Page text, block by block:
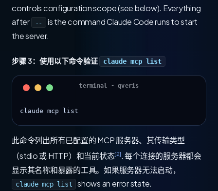
controls configuration scope (see below). Everything
after
--
is the command Claude Code runs to start
the server.
步骤 3：使用以下命令验证 claude mcp list
claude mcp list
此命令列出所有已配置的 MCP 服务器、其传输类型
（stdio 或 HTTP）和当前状态[2]. 每个连接的服务器都会
显示其名称和暴露的工具。如果服务器无法启动，
claude mcp list shows an error state.